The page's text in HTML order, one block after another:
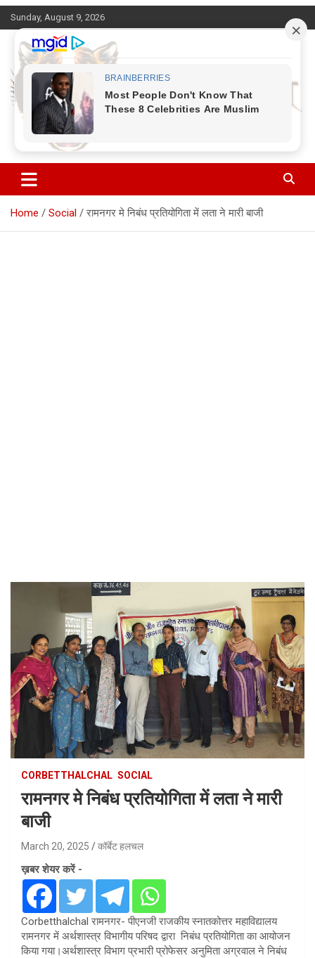
Skip
to
content
Sunday, August 9, 2026
Corbett Halchal (कॉर्बेट हलचल)
Home Social रामनगर मे निबंध प्रतियोगिता में लता ने मारी बाजी
CORBETTHALCHAL SOCIAL
रामनगर मे निबंध प्रतियोगिता में लता ने मारी
बाजी
March 20, 2025 कॉर्बेट हलचल
ख़बर शेयर करें -
Corbetthalchal रामनगर- पीएनजी राजकीय स्नातकोत्तर महाविद्यालय
रामनगर में अर्थशास्त्र विभागीय परिषद द्वारा निबंध प्रतियोगिता का आयोजन
किया गया।अर्थशास्त्र विभाग प्रभारी प्रोफेसर अनुमिता अग्रवाल ने निबंध